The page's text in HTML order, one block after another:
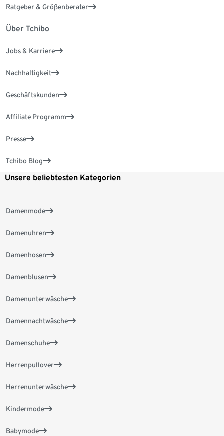
Ratgeber & Größenberater
Über Tchibo
Jobs & Karriere
Nachhaltigkeit
Geschäftskunden
Affiliate Programm
Presse
Tchibo Blog
Unsere beliebtesten Kategorien
Damenmode
Damenuhren
Damenhosen
Damenblusen
Damenunterwäsche
Damennachtwäsche
Damenschuhe
Herrenpullover
Herrenunterwäsche
Kindermode
Babymode